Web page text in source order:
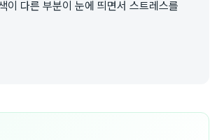
이 다른 부분이 눈에 띄면서 스트레스를